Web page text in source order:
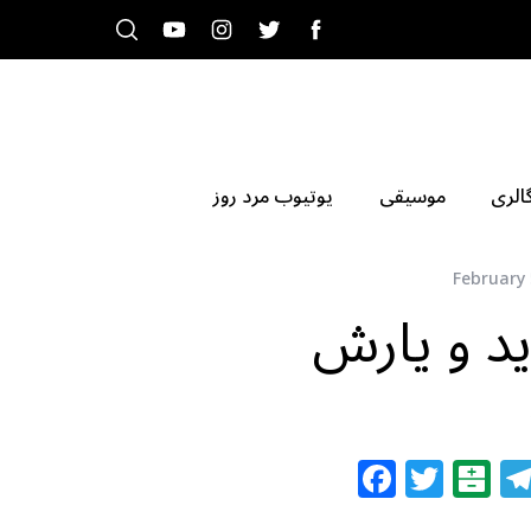
موسیقی یوتیوب مرد روز
February
و یارش
F T B